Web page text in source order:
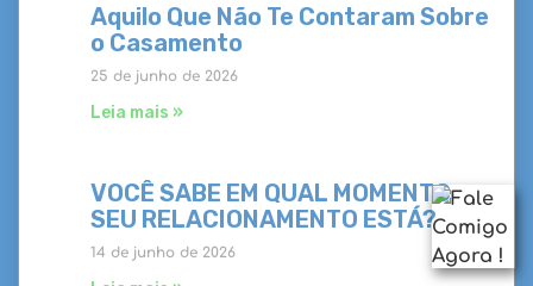
Aquilo Que Não Te Contaram Sobre
o Casamento
25 de junho de 2026
Leia mais »
VOCÊ SABE EM QUAL MOMENTO
SEU RELACIONAMENTO ESTÁ?
14 de junho de 2026